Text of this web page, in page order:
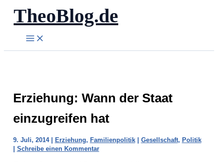
Zum
Inhalt
springen
TheoBlog.de
Erziehung: Wann der Staat
einzugreifen hat
9. Juli, 2014 | Erziehung, Familienpolitik| Gesellschaft, Politik
| Schreibe einen Kommentar